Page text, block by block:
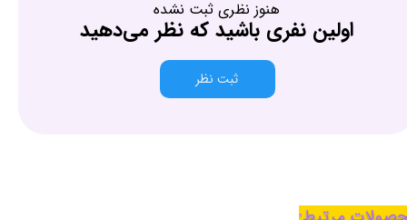
هنوز نظری ثبت نشده
اولین نفری باشید که نظر می‌دهید
ثبت نظر